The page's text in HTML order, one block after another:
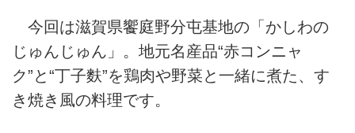
今回は滋賀県饗庭野分屯基地の「かしわの
じゅんじゅん」。地元名産品“赤コンニャ
ク”と“丁子麩”を鶏肉や野菜と一緒に煮た、す
き焼き風の料理です。